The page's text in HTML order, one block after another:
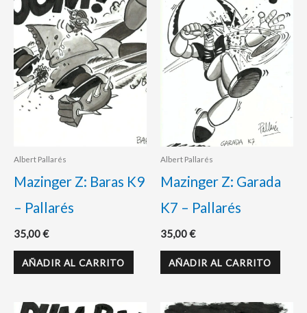
Albert Pallarés
Mazinger Z: Baras K9
– Pallarés
35,00€
AÑADIR AL CARRITO
Albert Pallarés
Mazinger Z: Garada
K7 – Pallarés
35,00€
AÑADIR AL CARRITO